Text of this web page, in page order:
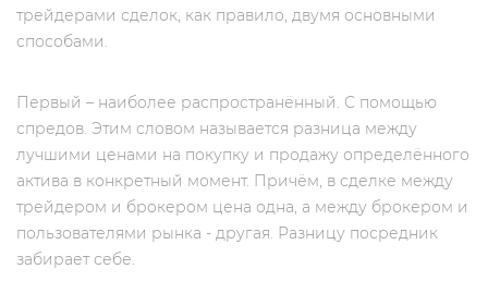
трейдерами сделок, как правило, двумя основными
способами.
Первый – наиболее распространённый. С помощью
спредов. Этим словом называется разница между
лучшими ценами на покупку и продажу определённого
актива в конкретный момент. Причём, в сделке между
трейдером и брокером цена одна, а между брокером и
пользователями рынка - другая. Разницу посредник
забирает себе.